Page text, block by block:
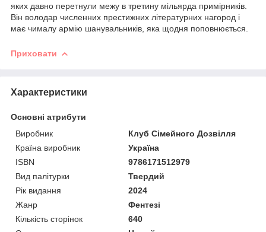
яких давно перетнули межу в третину мільярда примірників.
Він володар численних престижних літературних нагород і
має чималу армію шанувальників, яка щодня поповнюється.
Приховати
Характеристики
Основні атрибути
Виробник
Клуб Сімейного Дозвілля
Країна виробник
Україна
ISBN
9786171512979
Вид палітурки
Твердий
Рік видання
2024
Жанр
Фентезі
Кількість сторінок
640